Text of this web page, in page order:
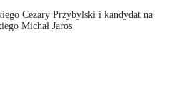
Cezary Przybylski i kandydat na
Michał Jaros